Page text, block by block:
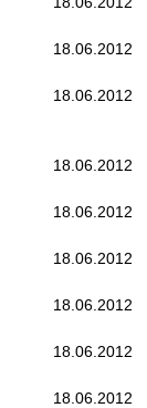
18.06.2012
18.06.2012
18.06.2012
18.06.2012
18.06.2012
18.06.2012
18.06.2012
18.06.2012